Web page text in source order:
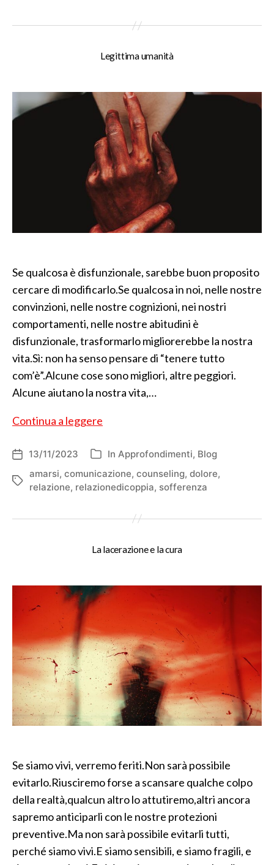
Legittima umanità
Se qualcosa è disfunzionale, sarebbe buon proposito
cercare di modificarlo.Se qualcosa in noi, nelle nostre
convinzioni, nelle nostre cognizioni, nei nostri
comportamenti, nelle nostre abitudini è
disfunzionale, trasformarlo migliorerebbe la nostra
vita.Sì: non ha senso pensare di “tenere tutto
com’è”.Alcune cose sono migliori, altre peggiori.
Alcune aiutano la nostra vita,…
Continua a leggere
Data
dell'articolo
13/11/2023 Categorie
In Approfondimenti, Blog
Tag
amarsi, comunicazione, counseling, dolore,
relazione, relazionedicoppia, sofferenza
La lacerazione e la cura
Se siamo vivi, verremo feriti.Non sarà possibile
evitarlo.Riusciremo forse a scansare qualche colpo
della realtà,qualcun altro lo attutiremo,altri ancora
sapremo anticiparli con le nostre protezioni
preventive.Ma non sarà possibile evitarli tutti,
perché siamo vivi.E siamo sensibili, e siamo fragili, e